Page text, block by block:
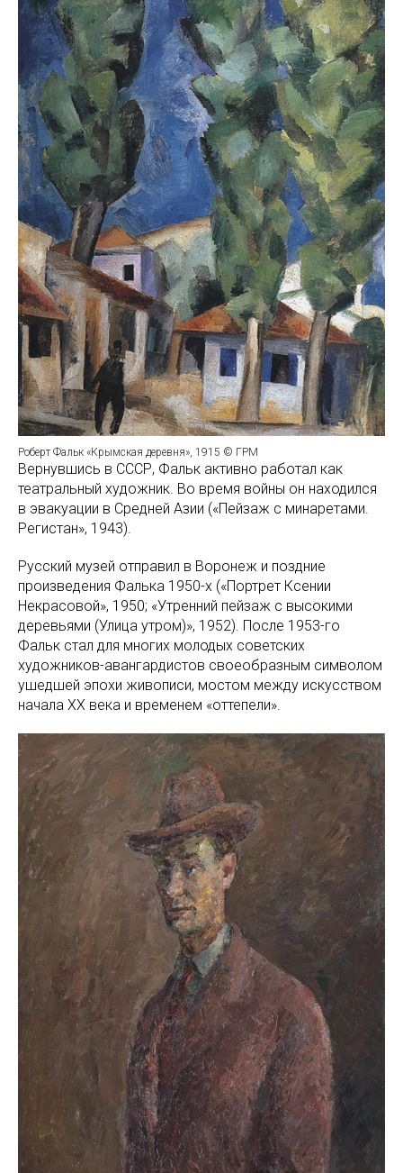
Роберт Фальк «Крымская деревня», 1915 © ГРМ
Вернувшись в СССР, Фальк активно работал как
театральный художник. Во время войны он находился
в эвакуации в Средней Азии («Пейзаж с минаретами.
Регистан», 1943).
Русский музей отправил в Воронеж и поздние
произведения Фалька 1950-х («Портрет Ксении
Некрасовой», 1950; «Утренний пейзаж с высокими
деревьями (Улица утром)», 1952). После 1953-го
Фальк стал для многих молодых советских
художников-авангардистов своеобразным символом
ушедшей эпохи живописи, мостом между искусством
начала XX века и временем «оттепели».